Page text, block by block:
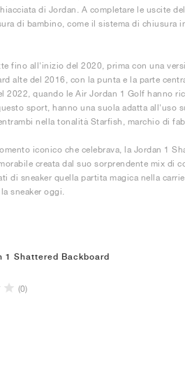
di Jordan. A completare le uscite
di bambino, come il sistema di chiusura
fino all'inizio del 2020, prima con una
alte del 2016, con la punta e la parte
quando le Air Jordan 1 Golf hanno
sport, hanno una suola adatta all'uso
nella tonalità Starfish, marchio di
iconico che celebrava, la Jordan 1
creata dal suo sorprendente mix di
di sneaker quella partita magica nella
sneaker oggi.
1 Shattered Backboard
(0)